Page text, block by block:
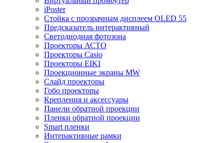
iPoster
Стойка с прозрачным дисплеем OLED 55
Предсказатель интерактивный
Светодиодная фотозона
Проекторы АСТО
Проекторы Casio
Проекторы EIKI
Проекционные экраны MW
Слайд проекторы
Гобо проекторы
Крепления и аксессуары
Панели обратной проекции
Пленки обратной проекции
Smart пленки
Интерактивные рамки